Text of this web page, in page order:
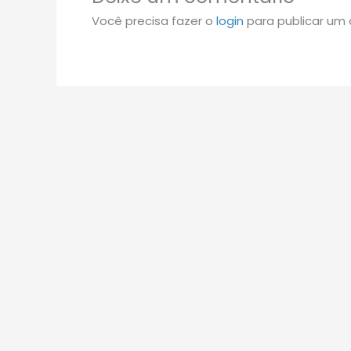
Você precisa fazer o login para publicar um